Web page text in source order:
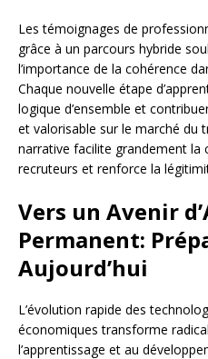
Les témoignages de
grâce à un parcours hybride
l’importance de la cohérence
Chaque nouvelle étape
logique d’ensemble et
et valorisable sur le marché du
narrative facilite grandement la
recruteurs et renforce la
Vers un Avenir
Permanent:
Aujourd’hui
L’évolution rapide des
économiques transforme
l’apprentissage et au